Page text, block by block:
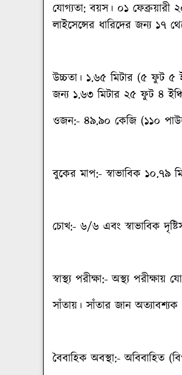
যোগ্যতা: বয়স। ০১ ফেব্রুয়ারী
লাইসেন্সের ধারিদের জন্য ১৭
উচ্চতা। ১.৬৫ মিটার (৫ ফুট ৫
জন্য ১.৬৩ মিটার ২৫ ফুট ৪
ওজন:- ৪৯.৯০ কেজি (১১০
বুকের মাপ:- স্বাভাবিক ১০.৭৯
চোখ:- ৬/৬ এবং স্বাভাবিক
স্বাস্থ্য পরীক্ষা:- অস্থ্য পরীক্ষায়
সাঁতায়। সাঁতার জান
বৈবাহিক অবস্থা:- অবিবাহিত